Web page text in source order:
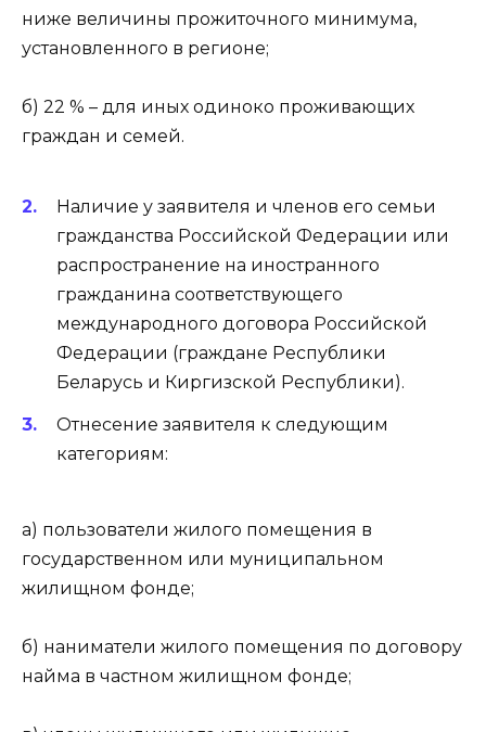
ниже величины прожиточного минимума,
установленного в регионе;
б) 22 % – для иных одиноко проживающих
граждан и семей.
Наличие у заявителя и членов его семьи
гражданства Российской Федерации или
распространение на иностранного
гражданина соответствующего
международного договора Российской
Федерации (граждане Республики
Беларусь и Киргизской Республики).
Отнесение заявителя к следующим
категориям:
а) пользователи жилого помещения в
государственном или муниципальном
жилищном фонде;
б) наниматели жилого помещения по договору
найма в частном жилищном фонде;